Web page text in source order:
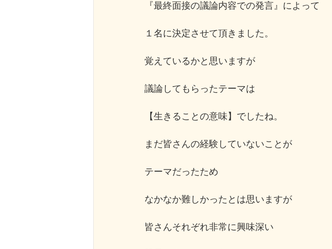
『最終面接の議論内容での発言』によって
１名に決定させて頂きました。
覚えているかと思いますが
議論してもらったテーマは
【生きることの意味】でしたね。
まだ皆さんの経験していないことが
テーマだったため
なかなか難しかったとは思いますが
皆さんそれぞれ非常に興味深い